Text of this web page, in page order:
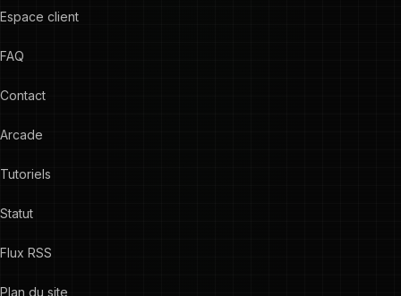
Espace client
FAQ
Contact
Arcade
Tutoriels
Statut
Flux RSS
Plan du site